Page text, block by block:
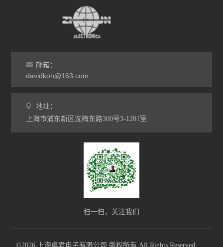
邮箱：
davidkoh@163.com
地址：
上海市浦东新区沈梅东路300号3-1201室
扫一扫，关注我们
©2026 上海卓君电子有限公司 版权所有 All Rights Reserved.